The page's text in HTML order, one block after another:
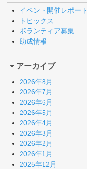
イベント開催レポート
トピックス
ボランティア募集
助成情報
アーカイブ
2026年8月
2026年7月
2026年6月
2026年5月
2026年4月
2026年3月
2026年2月
2026年1月
2025年12月